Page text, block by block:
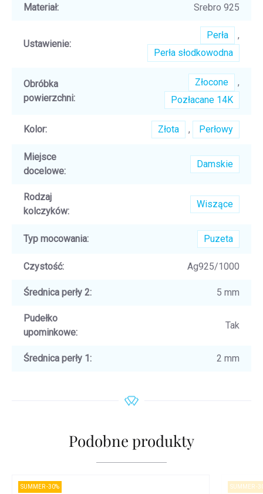
Materiał: Srebro 925
Ustawienie:
Perła
,
Perła słodkowodna
Obróbka
powierzchni:
Złocone
,
Pozłacane 14K
Kolor: Złota , Perłowy
Miejsce
docelowe:
Damskie
Rodzaj
kolczyków:
Wiszące
Typ mocowania: Puzeta
Czystość: Ag925/1000
Średnica perły 2: 5 mm
Pudełko
upominkowe:
Tak
Średnica perły 1 : 2 mm
Podobne produkty
SUMMER -30% SUMMER -